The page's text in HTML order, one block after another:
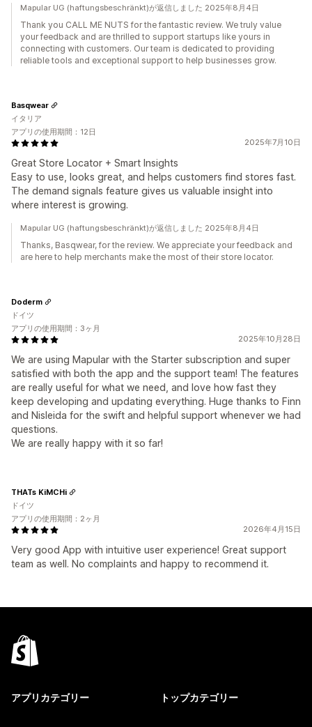
Mapular UG (haftungsbeschränkt)が返信しました 2025年8月4日
Thank you CALL ME NUTS for the fantastic review. We truly value
your feedback and are thrilled to support startups like yours in
connecting with customers. Our team is dedicated to providing
reliable tools and exceptional support to help businesses grow.
2025年7月10日
Great Store Locator + Smart Insights
Easy to use, looks great, and helps customers find stores fast.
The demand signals feature gives us valuable insight into
where interest is growing.
Basqwear
イタリア
アプリの使用期間：12日
Mapular UG (haftungsbeschränkt)が返信しました 2025年8月4日
Thanks, Basqwear, for the review. We appreciate your feedback and
are here to help merchants make the most of their store locator.
2025年10月28日
We are using Mapular with the Starter subscription and super
satisfied with both the app and the support team! The features
are really useful for what we need, and love how fast they
keep developing and updating everything. Huge thanks to Finn
and Nisleida for the swift and helpful support whenever we had
questions.
We are really happy with it so far!
Doderm
ドイツ
アプリの使用期間：3ヶ月
2026年4月15日
Very good App with intuitive user experience! Great support
team as well. No complaints and happy to recommend it.
THATs KiMCHi
ドイツ
アプリの使用期間：2ヶ月
アプリカテゴリー トップカテゴリー